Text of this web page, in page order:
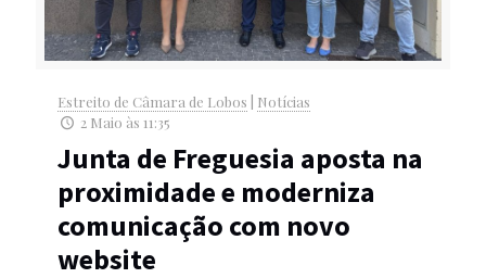
Estreito de Câmara de Lobos
Notícias
2 Maio às 11:35
Junta de Freguesia aposta na
proximidade e moderniza
comunicação com novo
website